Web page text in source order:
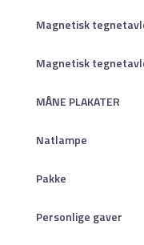
Magnetisk
Magnetisk
MÅNE PLAKATER
Natlampe
Pakke
Personlige gaver